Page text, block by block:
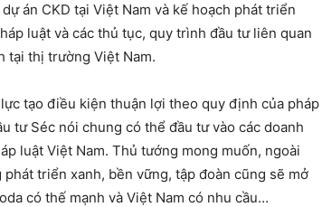
án CKD tại Việt Nam và kế hoạch phát triển
luật và các thủ tục, quy trình đầu tư liên quan
tại thị trường Việt Nam.
tạo điều kiện thuận lợi theo quy định của pháp
tư Séc nói chung có thể đầu tư vào các doanh
luật Việt Nam. Thủ tướng mong muốn, ngoài
triển xanh, bền vững, tập đoàn cũng sẽ mở
có thế mạnh và Việt Nam có nhu cầu…